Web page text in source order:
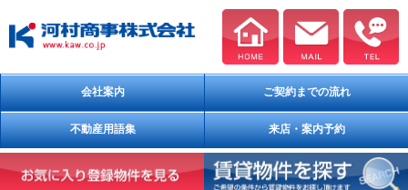
会社案内 ご契約までの流れ
不動産用語集 来店・案内予約